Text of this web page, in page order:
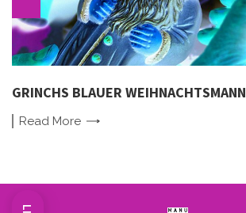
GRINCHS BLAUER WEIHNACHTSMANN
Read More